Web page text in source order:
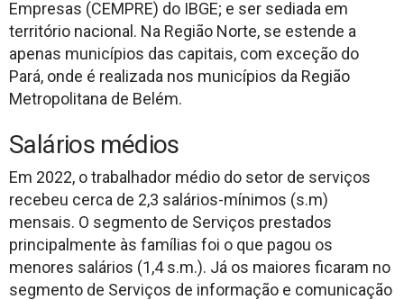
Empresas (CEMPRE) do IBGE; e ser sediada em
território nacional. Na Região Norte, se estende a
apenas municípios das capitais, com exceção do
Pará, onde é realizada nos municípios da Região
Metropolitana de Belém.
Salários médios
Em 2022, o trabalhador médio do setor de serviços
recebeu cerca de 2,3 salários-mínimos (s.m)
mensais. O segmento de Serviços prestados
principalmente às famílias foi o que pagou os
menores salários (1,4 s.m.). Já os maiores ficaram no
segmento de Serviços de informação e comunicação